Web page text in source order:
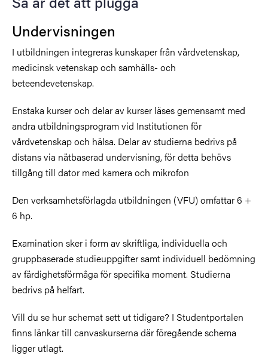
Undervisningen
I utbildningen integreras kunskaper från vårdvetenskap,
medicinsk vetenskap och samhälls- och
beteendevetenskap.
Enstaka kurser och delar av kurser läses gemensamt med
andra utbildningsprogram vid Institutionen för
vårdvetenskap och hälsa. Delar av studierna bedrivs på
distans via nätbaserad undervisning, för detta behövs
tillgång till dator med kamera och mikrofon
Den verksamhetsförlagda utbildningen (VFU) omfattar 6 +
6 hp.
Examination sker i form av skriftliga, individuella och
gruppbaserade studieuppgifter samt individuell bedömning
av färdighetsförmåga för specifika moment. Studierna
bedrivs på helfart.
Vill du se hur schemat sett ut tidigare? I Studentportalen
finns länkar till canvaskurserna där föregående schema
ligger utlagt.